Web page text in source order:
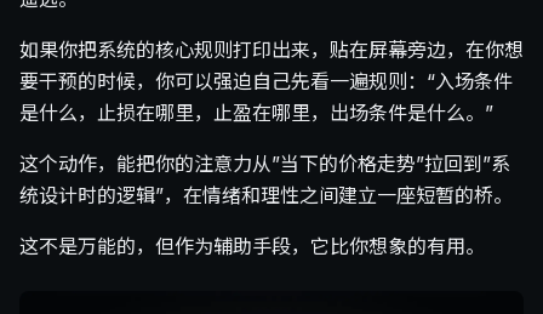
如果你把系统的核心规则打印出来，贴在屏幕旁边，在你想
要干预的时候，你可以强迫自己先看一遍规则：“入场条件
是什么，止损在哪里，止盈在哪里，出场条件是什么。”
这个动作，能把你的注意力从”当下的价格走势”拉回到”系
统设计时的逻辑”，在情绪和理性之间建立一座短暂的桥。
这不是万能的，但作为辅助手段，它比你想象的有用。